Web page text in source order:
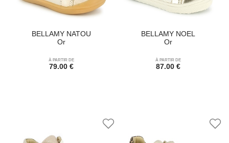
BELLAMY NATOU
Or
À PARTIR DE
79.00 €
BELLAMY NOEL
Or
À PARTIR DE
87.00 €